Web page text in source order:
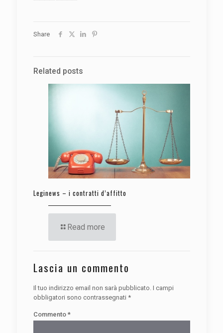
Share
Related posts
Leginews – i contratti d’affitto
Read more
Lascia un commento
Il tuo indirizzo email non sarà pubblicato. I campi
obbligatori sono contrassegnati *
Commento *